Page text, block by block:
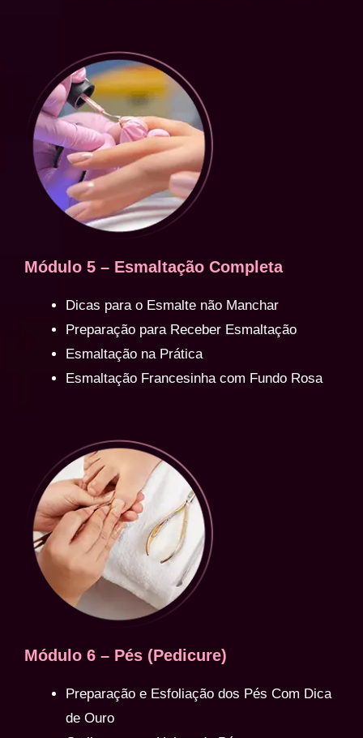
Módulo 5 – Esmaltação Completa
Dicas para o Esmalte não Manchar
Preparação para Receber Esmaltação
Esmaltação na Prática
Esmaltação Francesinha com Fundo Rosa
Módulo 6 – Pés (Pedicure)
Preparação e Esfoliação dos Pés Com Dica
de Ouro